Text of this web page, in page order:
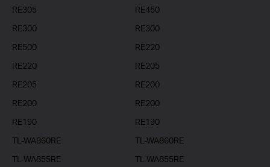
RE305
RE450
RE300
RE300
RE500
RE220
RE220
RE205
RE205
RE200
RE200
RE200
RE190
RE190
TL-WA860RE
TL-WA860RE
TL-WA855RE
TL-WA855RE